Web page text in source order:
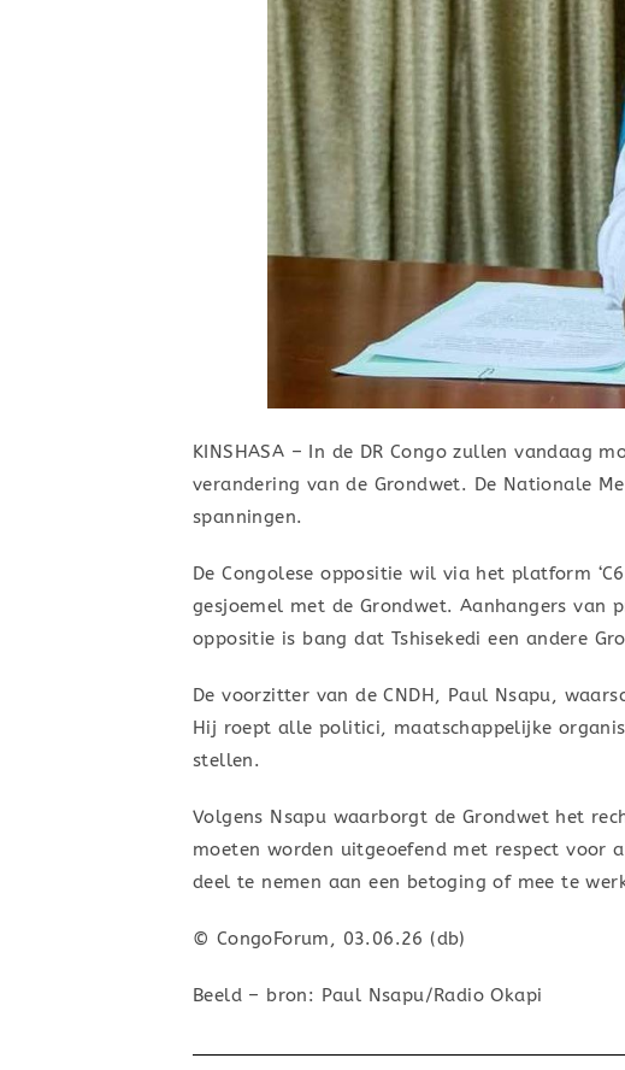
KINSHASA – In de DR Congo zullen vandaag
verandering van de Grondwet. De Nationale
spanningen.
De Congolese oppositie wil via het platform
gesjoemel met de Grondwet. Aanhangers van
oppositie is bang dat Tshisekedi een andere
De voorzitter van de CNDH, Paul Nsapu,
Hij roept alle politici, maatschappelijke
stellen.
Volgens Nsapu waarborgt de Grondwet het
moeten worden uitgeoefend met respect voor
deel te nemen aan een betoging of mee te
© CongoForum, 03.06.26 (db)
Beeld – bron: Paul Nsapu/Radio Okapi